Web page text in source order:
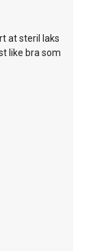
at steril laks
like bra som